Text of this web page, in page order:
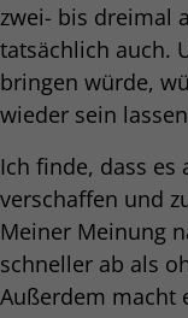
zwei- bis dreimal
tatsächlich auch.
bringen würde,
wieder sein
Ich finde, dass
verschaffen und
Meiner Meinung
schneller ab als
Außerdem macht